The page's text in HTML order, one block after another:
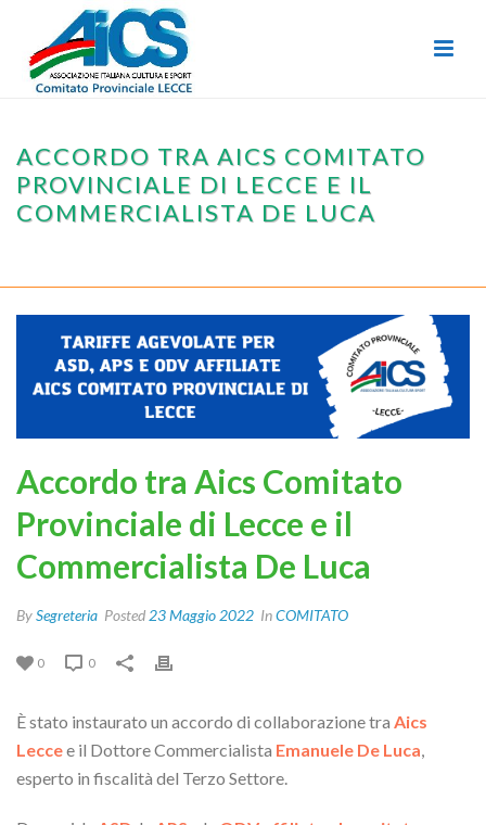
ACCORDO TRA AICS COMITATO
PROVINCIALE DI LECCE E IL
COMMERCIALISTA DE LUCA
Accordo tra Aics Comitato
Provinciale di Lecce e il
Commercialista De Luca
BySegreteria Posted 23 Maggio 2022 InCOMITATO
0 0
È stato instaurato un accordo di collaborazione tra Aics
Leccee il Dottore Commercialista Emanuele De Luca
esperto in fiscalità del Terzo Settore.